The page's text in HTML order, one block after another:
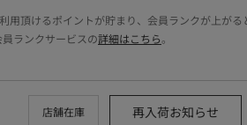
用頂けるポイントが貯まり、会員ランクが上がる
ランクサービスの詳細はこちら。
店舗在庫 再入荷お知らせ